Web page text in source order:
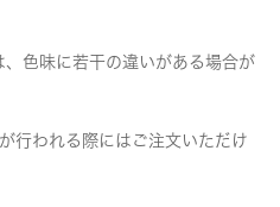
色味に若干の違いがある場合が
行われる際にはご注文いただけ